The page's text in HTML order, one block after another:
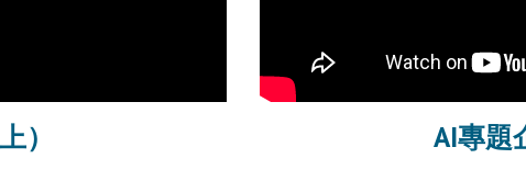
） AI專題